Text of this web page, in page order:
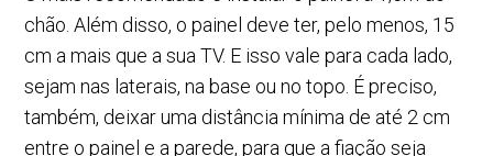
chão. Além disso, o painel deve ter, pelo menos, 15
cm a mais que a sua TV. E isso vale para cada lado,
sejam nas laterais, na base ou no topo. É preciso,
também, deixar uma distância mínima de até 2 cm
entre o painel e a parede, para que a fiação seja